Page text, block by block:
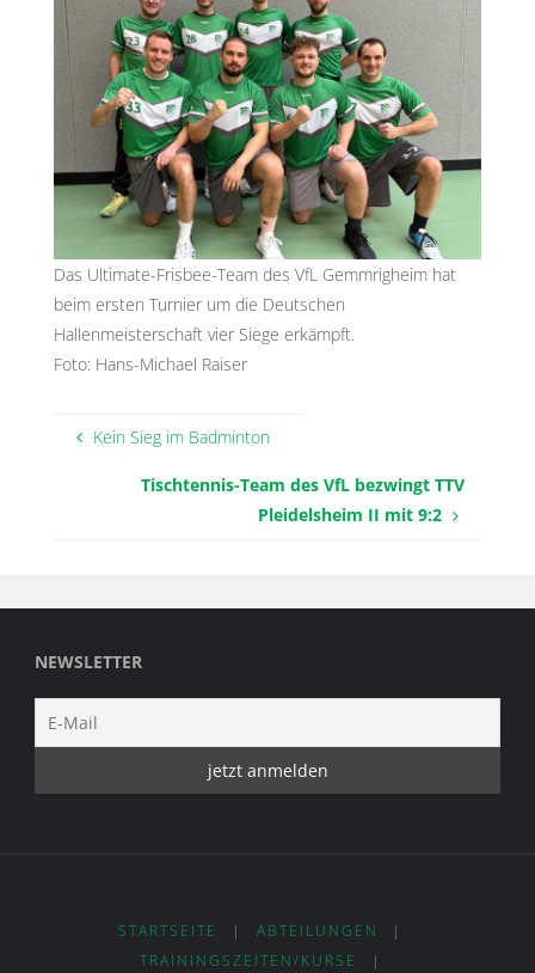
Das Ultimate-Frisbee-Team des VfL Gemmrigheim hat
beim ersten Turnier um die Deutschen
Hallenmeisterschaft vier Siege erkämpft.
Foto: Hans-Michael Raiser
Kein Sieg im Badminton
Tischtennis-Team des VfL bezwingt TTV
Pleidelsheim II mit 9:2
NEWSLETTER
STARTSEITE | ABTEILUNGEN
|
TRAININGSZEITEN/KURSE
|